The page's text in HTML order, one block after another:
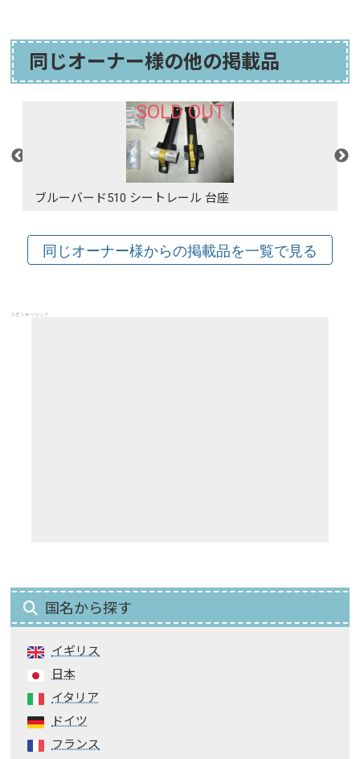
同じオーナー様の他の掲載品
SOLD OUT
ブルーバード510 シートレール 台座
スポンサーリンク
国名から探す
イギリス
日本
イタリア
ドイツ
フランス